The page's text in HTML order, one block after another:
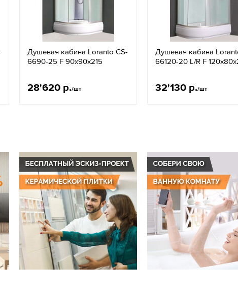
Душевая кабина Loranto CS-
6690-25 F 90х90х215
28'620 р./шт
Душевая кабина
66120-20 L/R F
32'130 р./шт